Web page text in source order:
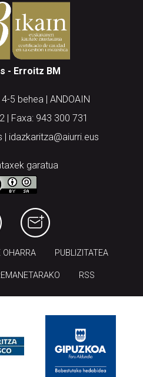
- Erroitz BM
5 behea | ANDOAIN
| Faxa: 943 300 731
| idazkaritza@aiurri.eus
garatua
OHARRA PUBLIZITATEA
RSS